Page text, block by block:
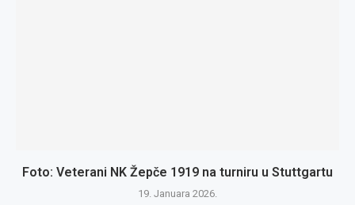
Foto: Veterani NK Žepče 1919 na turniru u Stuttgartu
19. Januara 2026.